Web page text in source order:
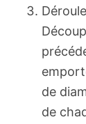
de
de